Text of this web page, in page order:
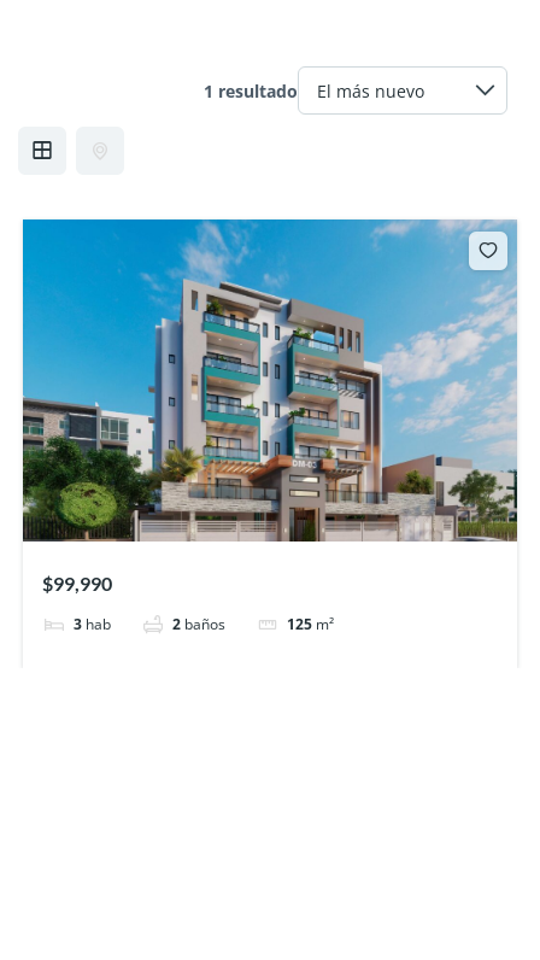
1 resultado
$99,990
3 hab 2 baños 125 m²